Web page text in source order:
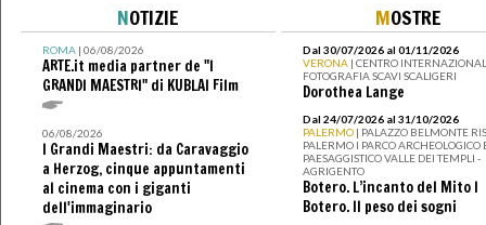
NOTIZIE
ROMA| 06/08/2026
ARTE.it media partner de "I
GRANDI MAESTRI" di KUBLAI Film
06/08/2026
I Grandi Maestri: da Caravaggio
a Herzog, cinque appuntamenti
al cinema con i giganti
dell'immaginario
MOSTRE
Dal 30/07/2026 al 01/11/2026
VERONA | CENTRO
FOTOGRAFIA SCAVI SCALIGERI
Dorothea Lange
Dal 24/07/2026 al 31/10/2026
PALERMO | PALAZZO BELMONTE
PALERMO I PARCO ARCHEOLOGICO
PAESAGGISTICO VALLE DEI TEMPLI -
AGRIGENTO
Botero. L’incanto del Mito I
Botero. Il peso dei sogni